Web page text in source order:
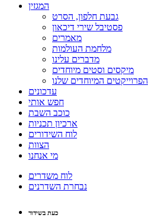
המגזין
גבעת חלפון, הסרט
פסטיבל שירי דיכאון
מאמרים
מלחמת העולמות
מדברים עלינו
מיקסים וסטים מיוחדים
הפרוייקטים המיוחדים שלנו
עדכונים
חפש אותי
כוכב השבת
ארכיון תכניות
לוח השידורים
הצוות
מי אנחנו
לוח משדרים
נבחרת השדרנים
כעת בשידור